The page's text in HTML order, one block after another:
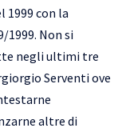
con la
1999. Non si
negli ultimi tre
Serventi ove
altre di